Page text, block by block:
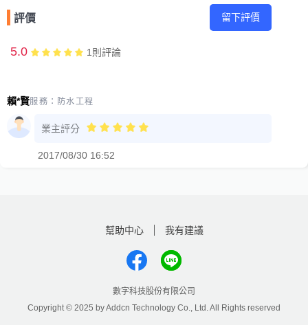
評價 留下評價
5.0 1 則評論
賴*賢服務： 防水工程
業主評分
2017/08/30 16:52
幫助中心 我有建議
數字科技股份有限公司
Copyright © 2025 by Addcn Technology Co., Ltd. All Rights reserved